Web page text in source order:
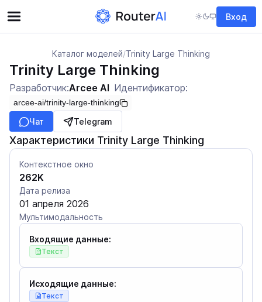
Вход
Каталог моделей/Trinity Large Thinking
Trinity Large Thinking
Разработчик:Arcee AI Идентификатор:
arcee-ai/trinity-large-thinking
Чат Telegram
Характеристики Trinity Large Thinking
Контекстное окно
262K
Дата релиза
01 апреля 2026
Мультимодальность
Входящие данные:
Текст
Исходящие данные:
Текст